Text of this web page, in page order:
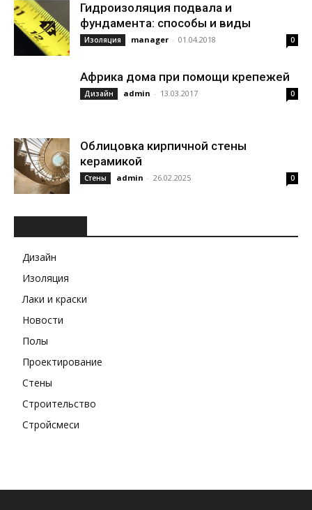
Гидроизоляция подвала и
фундамента: способы и виды
Изоляция manager - 01.04.2018 0
Африка дома при помощи крепежей
Дизайн admin - 13.03.2017 0
Облицовка кирпичной стены
керамикой
Стены admin - 26.02.2025 0
Дизайн
Изоляция
Лаки и краски
Новости
Полы
Проектирование
Стены
Строительство
Стройсмеси